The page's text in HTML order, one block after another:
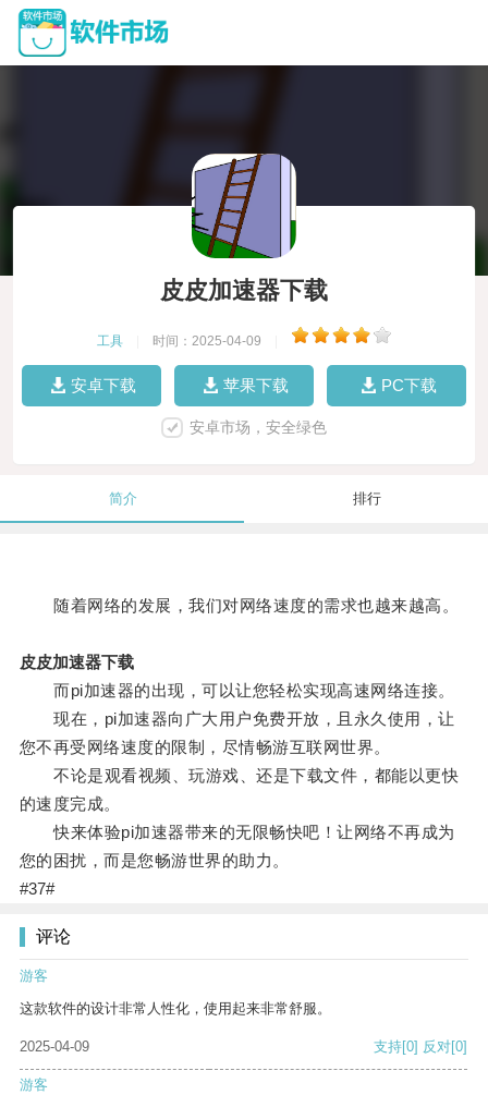
皮皮加速器下载
工具 时间：2025-04-09
安卓下载 苹果下载 PC下载
安卓市场，安全绿色
简介 排行
随着网络的发展，我们对网络速度的需求也越来越高。
皮皮加速器下载
而pi加速器的出现，可以让您轻松实现高速网络连接。
现在，pi加速器向广大用户免费开放，且永久使用，让
您不再受网络速度的限制，尽情畅游互联网世界。
不论是观看视频、玩游戏、还是下载文件，都能以更快
的速度完成。
快来体验pi加速器带来的无限畅快吧！让网络不再成为
您的困扰，而是您畅游世界的助力。
#37#
评论
游客
这款软件的设计非常人性化，使用起来非常舒服。
2025-04-09 支持[0] 反对[0]
游客